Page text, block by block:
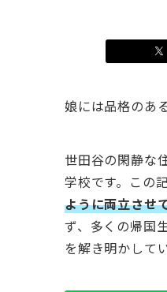
娘には品格のあ
世田谷の閑静な
学校です。この
ように両立させ
ず、多くの帰国
を解き明かして